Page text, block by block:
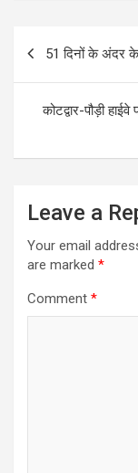
51 दिनों के अंदर
कोटद्वार-पौड़ी
Leave a
Your email
are marked *
Comment *